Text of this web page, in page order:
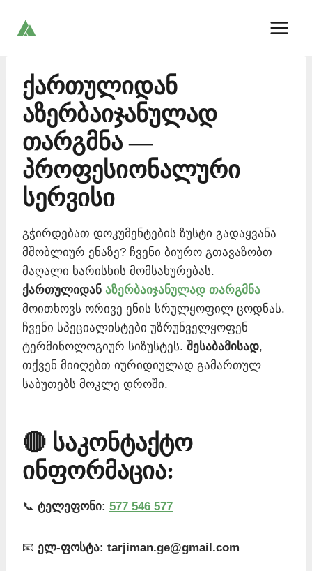
ქართულიდან
აზერბაიჯანულად
თარგმნა —
პროფესიონალური
სერვისი
გჭირდებათ დოკუმენტების ზუსტი გადაყვანა
მშობლიურ ენაზე? ჩვენი ბიურო გთავაზობთ
მაღალი ხარისხის მომსახურებას.
ქართულიდან აზერბაიჯანულად თარგმნა
მოითხოვს ორივე ენის სრულყოფილ ცოდნას.
ჩვენი სპეციალისტები უზრუნველყოფენ
ტერმინოლოგიურ სიზუსტეს. შესაბამისად,
თქვენ მიიღებთ იურიდიულად გამართულ
საბუთებს მოკლე დროში.
🔴 საკონტაქტო
ინფორმაცია:
📞 ტელეფონი: 577 546 577
📧 ელ-ფოსტა: tarjiman.ge@gmail.com